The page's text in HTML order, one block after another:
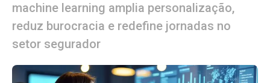
machine learning amplia personalização,
reduz burocracia e redefine jornadas no
setor segurador